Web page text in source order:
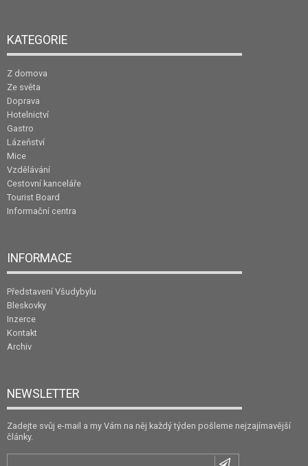
KATEGORIE
Z domova
Ze světa
Doprava
Hotelnictví
Gastro
Lázeňství
Mice
Vzdělávání
Cestovní kanceláře
Tourist Board
Informační centra
INFORMACE
Představení Všudybylu
Bleskovky
Inzerce
Kontakt
Archiv
NEWSLETTER
Zadejte svůj e-mail a my Vám na něj každý týden pošleme nejzajímavější
články.